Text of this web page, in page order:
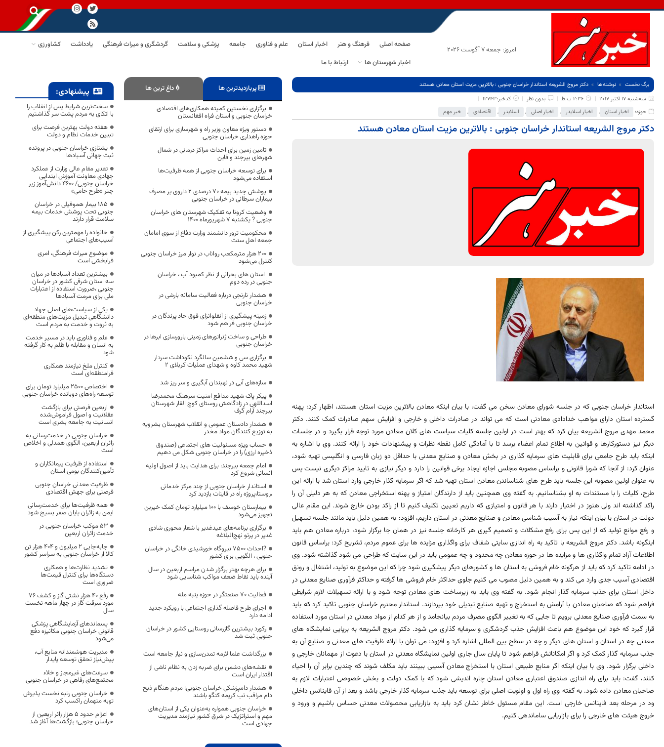
امروز: جمعه 7 آگوست 2026
صفحه اصلی فرهنگ و هنر اخبار استان علم و فناوری جامعه پزشکی و سلامت گردشگری و میراث فرهنگی یادداشت
کشاورزی
اخبار شهرستان ها
ارتباط با ما
برگ نخست نوشته‌ها
دکتر مروج الشریعه استاندار خراسان جنوبی : بالاترین مزیت استان معادن هستند
سه‌شنبه 17 اکتبر 2017
2:36 ب.ظ بدون نظر
کدخبر:12743
حوزه:
اخبار استان , اخبار اسلایدر , اخبار اصلی , اسلایدر , اقتصادی , خبر مهم
دکتر مروج الشریعه استاندار خراسان جنوبی : بالاترین مزیت استان معادن هستند
استاندار خراسان جنوبی که در جلسه شورای معادن سخن می گفت، با بیان اینکه معادن بالاترین مزیت استان هستند، اظهار کرد: پهنه
گسترده استان دارای مواهب خدادادی معادنی است که می تواند در صادرات داخلی و خارجی و افزایش سهم صادرات کمک کنند. دکتر
محمد مهدی مروج الشریعه بیان کرد که بهتر است در اولین جلسه کلیات سیاست های کلان معادن مورد توجه قرار بگیرد و در جلسات
دیگر نیز دستورکارها و قوانین به اطلاع تمام اعضاء برسد تا با آمادگی کامل نقطه نظرات و پیشنهادات خود را ارائه کنند. وی با اشاره به
اینکه باید طرح جامعی برای قابلیت های سرمایه گذاری در بخش معادن و صنایع معدنی با حداقل دو زبان فارسی و انگلیسی تهیه شود،
عنوان کرد: از آنجا که شورا قانونی و براساس مصوبه مجلس اجازه ایجاد برخی قوانین را دارد و دیگر نیازی به تایید مراکز دیگری نیست پس
به عنوان اولین مصوبه این جلسه باید طرح های شناساندن معادن استان تهیه شد که اگر سرمایه گذار خارجی وارد استان شد با ارائه این
طرح، کلیات را با مستندات به او بشناسانیم. به گفته وی همچنین باید از دارندگان امتیاز و پهنه استخراجی معادن که به هر دلیلی آن را
راکد گذاشته اند ولی هنوز در اختیار دارند با هر قانون و امتیازی که داریم تعیین تکلیف کنیم تا از راکد بودن خارج شوند. این مقام عالی
دولت در استان با بیان اینکه نیاز به آسیب شناسی معادن و صنایع معدنی در استان داریم، افزود: به همین دلیل باید مانند جلسه تسهیل
و رفع موانع تولید که از این پس برای رفع مشکلات و تصمیم گیری هر کارخانه جلسه نیز در همان جا برگزار شود، درباره معادن هم باید
اینگونه باشد. دکتر مروج الشریعه با تاکید به راه اندازی سایتی شفاف برای واگذاری مزایده ها برای عموم مردم، تشریح کرد: براساس قانون
اطلاعات آزاد تمام واگذاری ها و مزایده ها در حوزه معادن چه محدود و چه عمومی باید در این سایت که طراحی می شود گذاشته شود. وی
در ادامه تاکید کرد که باید از هرگونه خام فروشی به استان ها و کشورهای دیگر پیشگیری شود چرا که این موضوع به تولید، اشتغال و رونق
اقتصادی آسیب جدی وارد می کند و به همین دلیل مصوب می کنیم جلوی حداکثر خام فروشی ها گرفته و حداکثر فرآوری صنایع معدنی در
داخل استان برای جذب سرمایه گذار انجام شود. به گفته وی باید به زیرساخت های معادن توجه شود و با ارائه تسهیلات لازم شرایطی
فراهم شود که صاحبان معادن با آرامش به استخراج و تهیه صنایع تبدیلی خود بپردازند. استاندار محترم خراسان جنوبی تاکید کرد که باید
به سمت فرآوری صنایع معدنی برویم تا جایی که به تغییر الگوی مصرف مردم بیانجامد و از هر کدام از مواد معدنی در استان مورد استفاده
قرار گیرد که خود این موضوع هم باعث افزایش جذب گردشگری و سرمایه گذاری می شود. دکتر مروج الشریعه به برپایی نمایشگاه های
معدنی چه در استان و استان های دیگر و چه در سطح بین المللی اشاره کرد و افزود: می توان با ارائه ظرفیت های معدنی و صنایع آن به
جذب سرمایه گذار کمک کرد و اگر امکاناتش فراهم شود تا پایان سال جاری اولین نمایشگاه معدنی در استان با دعوت از مهمانان خارجی و
داخلی برگزار شود. وی با بیان اینکه اگر منابع طبیعی استان با استخراج معادن آسیبی ببینند باید مکلف شوند که چندین برابر آن را احیاء
کنند، گفت: باید برای راه اندازی صندوق اعتباری معادن استان چاره اندیشی شود که با کمک دولت و بخش خصوصی اعتبارات لازم به
صاحبان معادن داده شود. به گفته وی راه اول و اولویت اصلی برای توسعه باید جذب سرمایه گذار خارجی باشد و بعد از آن فاینانس داخلی
ود در مرحله بعد فاینانس خارجی است. این مقام مسئول خاطر نشان کرد باید به بازاریابی محصولات معدنی حساس باشیم و ورود و
خروج هیئت های خارجی را برای بازاریابی ساماندهی کنیم.
پربازدیدترین ها داغ ترین ها
برگزاری نخستین کمیته همکاری‌های اقتصادی
خراسان جنوبی و استان فراه افغانستان
دستور ویژه معاون وزیر راه و شهرسازی برای ارتقای
حوزه راهداری خراسان جنوبی
تامین زمین برای احداث مراکز درمانی در شمال
شهرهای بیرجند و قاین
برای توسعه خراسان جنوبی از همه ظرفیت‌ها
استفاده می‌شود
پوشش جدید بیمه ۷۰ درصدی ۲ داروی پر مصرف
بیماران سرطانی در خراسان جنوبی
وضعیت کرونا به تفکیک شهرستان های خراسان
جنوبی ? یکشنبه ۷ شهریورماه ۱۴۰۰
محکومیت ترور دانشمند وزارت دفاع از سوی امامان
جمعه اهل سنت
۲۰۰ هزار مترمکعب رواناب در نوار مرز خراسان جنوبی
کنترل می‌شود
استان های بحرانی از نظر کمبود آب ، خراسان
جنوبی در رده دوم
هشدار نارنجی درباره فعالیت سامانه بارشی در
خراسان جنوبی
زمینه پیشگیری از آنفلوانزای فوق حاد پرندگان در
خراسان جنوبی فراهم شود
طراحی و ساخت ژنراتور‌های زمینی بارورسازی ابر‌ها در
خراسان جنوبی
برگزاری سی و ششمین سالگرد نکوداشت سردار
شهید محمد کاوه و شهدای عملیات کربلای ۲
سازه‌های آبی در نهبندان آبگیری و سر ریز شد
پیکر پاک شهید مدافع امنیت سرهنگ محمدرضا
اسداللهی در زادگاهش روستای کوچ القار شهرستان
بیرجند آرام گرف
هشدار دادستان عمومی و انقلاب شهرستان بشرویه
به توزیع کنندگان مواد مخدر
حساب ویژه مسئولیت های اجتماعی (صندوق
ذخیره ارزی) را در خراسان جنوبی شکل می دهیم
امام جمعه بیرجند: برای هدایت باید از اصول اولیه
انسانی شروع کرد
استاندار خراسان جنوبی از چند مرکز خدماتی
،روستا،پروژه راه در قاینات بازدید کرد
بیمارستان خوسف با ۱۰۰ میلیارد تومان کمک خیرین
تجهیز می‌شود
برگزاری برنامه‌های عیدغدیر با شعار محوری شادی
غدیر در پرتو نهج‌البلاغه
?احداث ۷۵۰۰ نیروگاه خورشیدی خانگی در خراسان
جنوبی ، الگویی برای کشور
برای هرچه بهتر برگزار شدن مراسم اربعین در سال
آینده باید نقاط ضعف مواکب شناسایی شود
فعالیت ۷۰ صنعتگر در حوزه پنبه مله
اجرای طرح فاصله گذاری اجتماعی با رویکرد جدید
ادامه دارد
رکورد بیشترین گازرسانی روستایی کشور در خراسان
جنوبی ثبت شد
بزرگداشت علما لازمه تمدن‌سازی و نیاز جامعه است
نقشه‌های دشمن برای ضربه زدن به نظام ناشی از
اقتدار ایران است
هشدار دامپزشکی خراسان جنوبی؛ مردم هنگام ذبح
دام مراقب تب کریمه کنگو باشند
خراسان جنوبی همواره به‌عنوان یکی از استان‌های
مهم و استراتژیک در شرق کشور نیازمند مدیریت
جهادی است
پیشنهادی:
سخت‌ترین شرایط پس از انقلاب را
با اتکای به مردم پشت سر گذاشتیم
هفته دولت بهترین فرصت برای
تبیین خدمات نظام و دولت
یشتازی خراسان جنوبی در پرونده
ثبت جهانی آسبادها
تقدیر مقام عالی وزارت از عملکرد
جهادی معاونت آموزش ابتدایی
خراسان جنوبی/ ۴۶۰۰ دانش‌آموز زیر
چتر «طرح حامی»
۱۸۵ بیمار هموفیلی در خراسان
جنوبی تحت پوشش خدمات بیمه
سلامت قرار دارند
خانواده را مهمترین رکن پیشگیری از
آسیب‌های اجتماعی
موضوع میراث فرهنگی، امری
فرابخشی است
بیشترین تعداد آسبادها در میان
سه استان شرقی کشور در خراسان
جنوبی ،ضرورت استفاده از اعتبارات
ملی برای مرمت آسبادها
یکی از سیاست‌های اصلی جهاد
دانشگاهی تبدیل مزیت‌های منطقه‌ای
به ثروت و خدمت به مردم است
علم و فناوری باید در مسیر خدمت
به انسان و مقابله با ظلم به کار گرفته
شود
کنترل ملخ نیازمند همکاری
فرامنطقه‌ای است
اختصاص 2500 میلیارد تومان برای
توسعه راه‌های دوبانده خراسان جنوبی
اربعین فرصتی برای بازگشت
عقلانیت و اصول فراموش‌شده
انسانیت به جامعه بشری است
خراسان جنوبی در خدمت‌رسانی به
زائران اربعین، الگوی همدلی و اخلاص
است
استفاده از ظرفیت پیمانکاران و
تأمین‌کنندگان بومی استان
ظرفیت معدنی خراسان جنوبی
فرصتی برای جهش اقتصادی
همه ظرفیت‌ها برای خدمت‌رسانی
ایمن به زائران پایان صفر بسیج شود
53 موکب خراسان جنوبی در
خدمت زائران اربعین
جابه‌جایی 2 میلیون و 404 هزار تن
کالا از خراسان جنوبی به سراسر کشور
تشدید نظارت‌ها و همکاری
دستگاه‌ها برای کنترل قیمت‌ها
ضروری است
رفع 40 هزار نشتی گاز و کشف 76
مورد سرقت گاز در چهار ماهه نخست
سال
پسماندهای آزمایشگاهی پزشکی
قانونی خراسان جنوبی مکانیزه دفع
می‌شود
مدیریت هوشمندانه منابع آب،
پیش‌نیاز تحقق توسعه پایدار
سرعت‌های غیرمجاز و خلاء
مجتمع‌های رفاهی در خراسان جنوبی
خراسان جنوبی رتبه نخست پذیرش
توبه متهمان راکسب کرد
اعزام حدود 5 هزار زائر اربعین از
خراسان جنوبی؛ بازگشت‌ها آغاز شد